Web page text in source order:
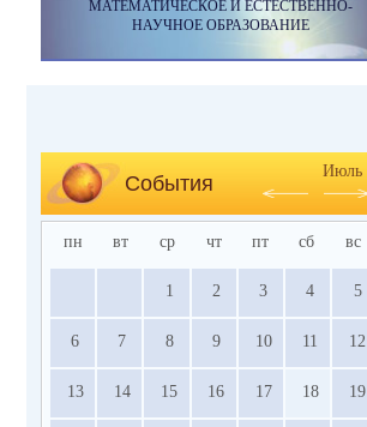
МАТЕМАТИЧЕСКОЕ И ЕСТЕСТВЕННО-
НАУЧНОЕ ОБРАЗОВАНИЕ
События
Июль
пн вт ср чт пт сб вс
1 2 3 4 5
6 7 8 9 10 11 12
13 14 15 16 17 18 19